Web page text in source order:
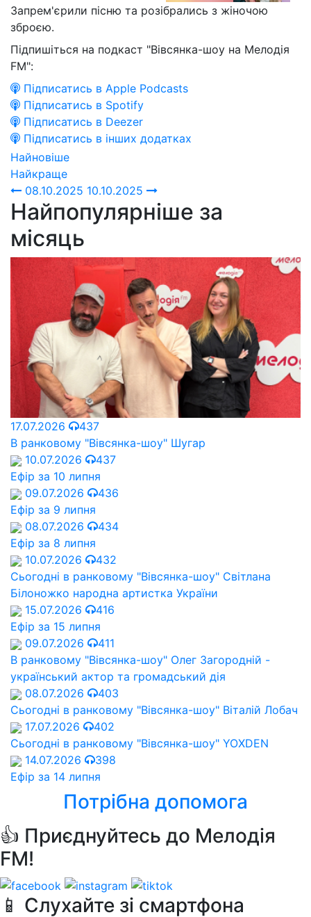
Запрем'єрили пісню та розібрались з жіночою
зброєю.
Підпишіться на подкаст "Вівсянка-шоу на Мелодія
FM":
Підписатись в Apple Podcasts
Підписатись в Spotify
Підписатись в Deezer
Підписатись в інших додатках
Найновіше
Найкраще
08.10.2025 10.10.2025
Найпопулярніше за
місяць
17.07.2026
437
В ранковому "Вівсянка-шоу" Шугар
10.07.2026
437
Ефір за 10 липня
09.07.2026
436
Ефір за 9 липня
08.07.2026
434
Ефір за 8 липня
10.07.2026
432
Сьогодні в ранковому "Вівсянка-шоу" Cвітлана
Білоножко народна артистка України
15.07.2026
416
Ефір за 15 липня
09.07.2026
411
В ранковому "Вівсянка-шоу" Олег Загородній -
український актор та громадський дія
08.07.2026
403
Сьогодні в ранковому "Вівсянка-шоу" Віталій Лобач
17.07.2026
402
Сьогодні в ранковому "Вівсянка-шоу" YOXDEN
14.07.2026
398
Ефір за 14 липня
Потрібна допомога
👍 Приєднуйтесь до Мелодія
FM!
📱 Слухайте зі смартфона